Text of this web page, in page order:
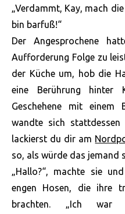
„Verdammt, Kay, mach
bin barfuß!“
Der Angesprochene
Aufforderung Folge zu
der Küche um, hob die
eine Berührung hinter
Geschehene mit einem
wandte sich stattdessen
lackierst du dir am
so, als würde das jemand
„Hallo?“, machte sie
engen Hosen, die ihre
brachten. „Ich